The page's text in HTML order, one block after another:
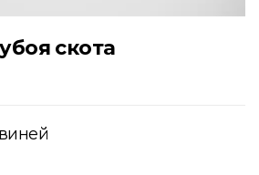
скота